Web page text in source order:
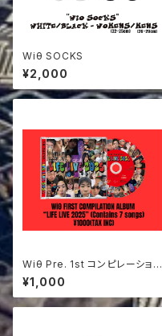
Wiθ SOCKS
¥2,000
Wiθ Pre. 1st コンピレーション
アルバム ”LIFE LIVE 2025”
¥1,000